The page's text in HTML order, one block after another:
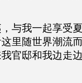
与我一起享受
里随世界潮流
官邸和我边走